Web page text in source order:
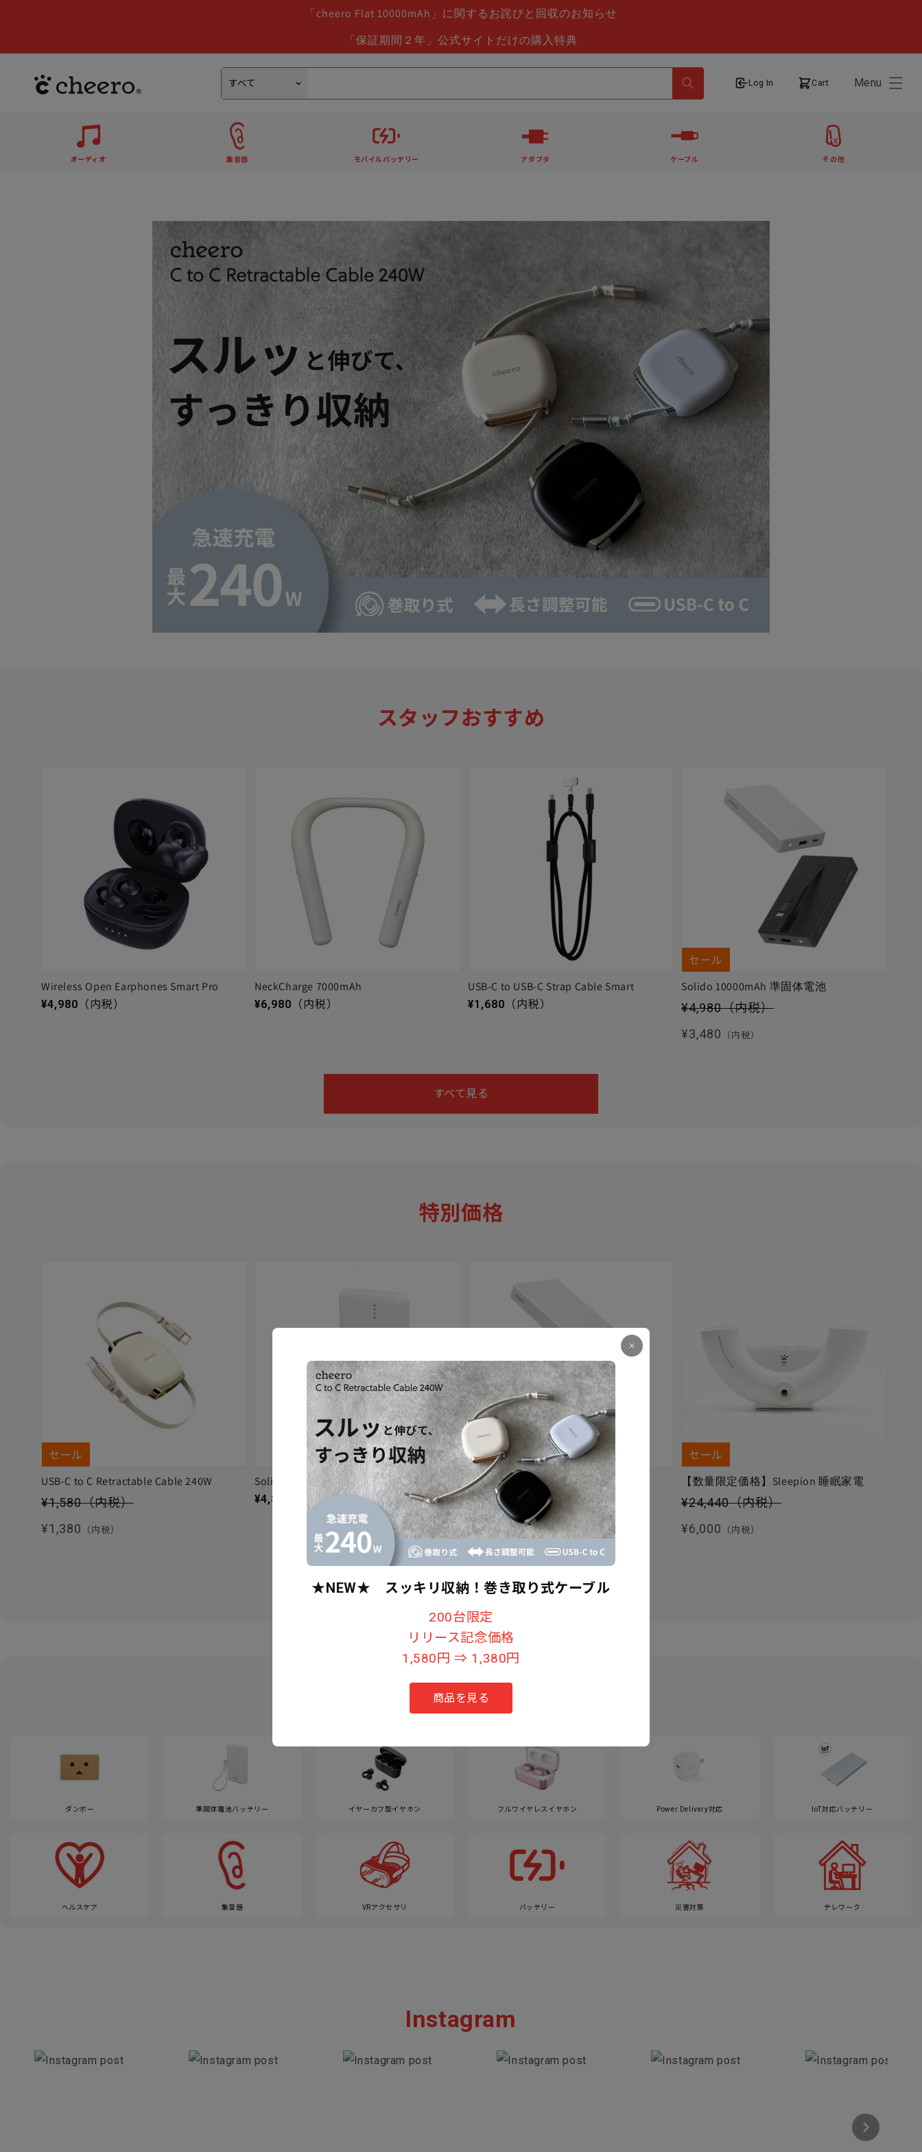
「cheero Flat 10000mAh」に関するお詫びと回収のお知らせ
「保証期間２年」公式サイトだけの購入特典
Log In
ログイン Cart
カート Menu
オーディオ 集音器 モバイルバッテリー アダプタ ケーブル その他
スタッフおすすめ
Wireless Open Earphones Smart Pro
通常価格
¥4,980 （内税）
NeckCharge 7000mAh
通常価格
¥6,980 （内税）
USB-C to USB-C Strap Cable Smart
通常価格
¥1,680 （内税）
セール
Solido 10000mAh 準固体電池
セール価格
¥4,980（内税）
通常価格
¥3,480 （内税）
すべて見る
特別価格
セール
USB-C to C Retractable Cable 240W
セール価格
¥1,580（内税）
通常価格
¥1,380 （内税）
Solitta 10000mAh 準固体電池
通常価格
¥4,880 （内税）
セール
Solido 10000mAh 準固体電池
セール価格
¥4,980 （内税）
通常価格
¥3,480（内税）
セール
【数量限定価格】Sleepion 睡眠家電
セール価格
¥24,440（内税）
通常価格
¥6,000 （内税）
すべて見る
カテゴリー
ダンボー 準固体電池バッテリー イヤーカフ型イヤホン フルワイヤレスイヤホン Power Delivery対応 IoT対応バッテリー
ヘルスケア 集音器 VRアクセサリ バッテリー 災害対策 テレワーク
Instagram
Section description
★NEW★ スッキリ収納！巻き取り式ケーブル
200台限定
リリース記念価格
1,580円 ⇒ 1,380円
商品を見る